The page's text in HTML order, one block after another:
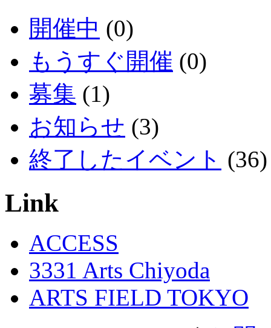
開催中 (0)
もうすぐ開催 (0)
募集 (1)
お知らせ (3)
終了したイベント (36)
Link
ACCESS
3331 Arts Chiyoda
ARTS FIELD TOKYO